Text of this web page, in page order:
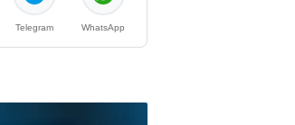
Telegram WhatsApp